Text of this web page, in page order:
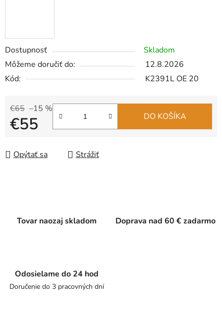
Dostupnosť
Skladom
Môžeme doručiť do:
12.8.2026
Kód:
K2391L OE 20
€65 –15 %
€55 DO KOŠÍKA
Opýtať sa Strážiť
Tovar naozaj skladom Doprava nad 60 € zadarmo
Odosielame do 24 hod
Doručenie do 3 pracovných dní